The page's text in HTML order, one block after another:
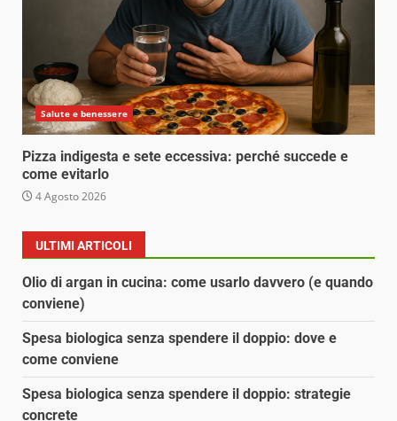
Salute e benessere
Pizza indigesta e sete eccessiva: perché succede e
come evitarlo
4 Agosto 2026
ULTIMI ARTICOLI
Olio di argan in cucina: come usarlo davvero (e quando
conviene)
Spesa biologica senza spendere il doppio: dove e
come conviene
Spesa biologica senza spendere il doppio: strategie
concrete